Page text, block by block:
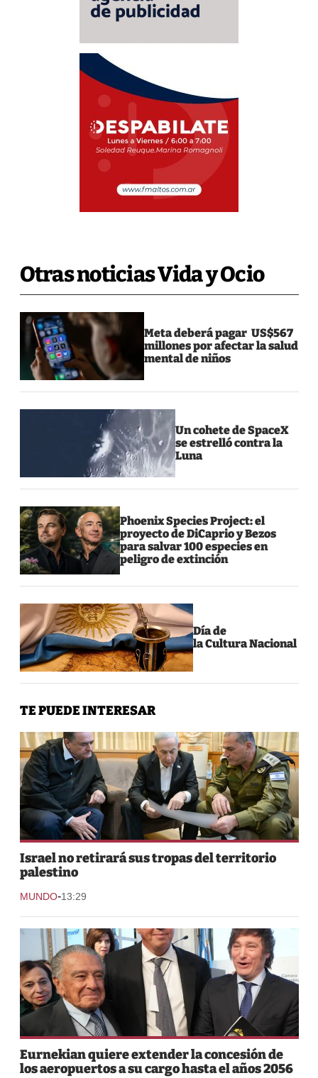
Otras noticias Vida y Ocio
Meta deberá pagar US$567
millones por afectar la salud
mental de niños
Un cohete de SpaceX
se estrelló contra la
Luna
Phoenix Species Project: el
proyecto de DiCaprio y Bezos
para salvar 100 especies en
peligro de extinción
Día de
la Cultura Nacional
TE PUEDE INTERESAR
Israel no retirará sus tropas del territorio
palestino
MUNDO-13:29
Eurnekian quiere extender la concesión de
los aeropuertos a su cargo hasta el años 2056